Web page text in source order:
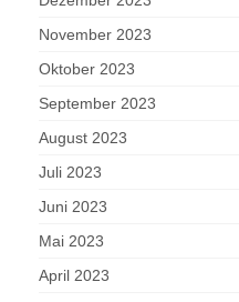
November 2023
Oktober 2023
September 2023
August 2023
Juli 2023
Juni 2023
Mai 2023
April 2023